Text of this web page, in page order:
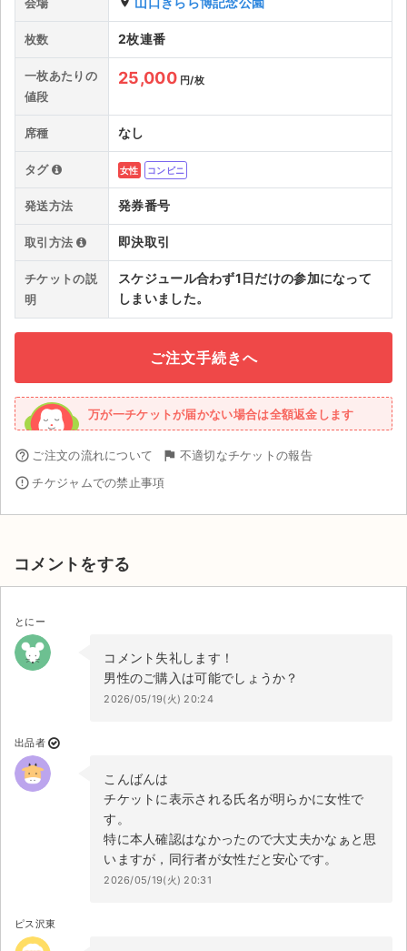
チケットジャム運営会社
チケットジャム利用規約
プライバシーポリシー
不正転売禁止法について
チケットジャムの取り組み
枚数 2枚連番
一枚あたりの
値段
25,000 円/枚
席種 なし
タグ 女性 コンビニ
発送方法 発券番号
取引方法 即決取引
チケットの説
明
スケジュール合わず1日だけの参加になって
しまいました。
ご注文手続きへ
万が一チケットが届かない場合は全額返金します
help_outline ご注文の流れについて flag 不適切なチケットの報告
error_outline チケジャムでの禁止事項
コメントをする
とにー
コメント失礼します！
男性のご購入は可能でしょうか？
2026/05/19(火) 20:24
出品者
こんばんは
チケットに表示される氏名が明らかに女性で
す。
特に本人確認はなかったので大丈夫かなぁと思
いますが，同行者が女性だと安心です。
2026/05/19(火) 20:31
ピス沢東